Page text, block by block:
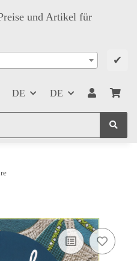
und Artikel für
✔
DE DE